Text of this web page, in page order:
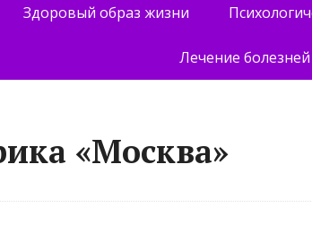
Здоровый образ жизни
Лечение болезней
«Москва»